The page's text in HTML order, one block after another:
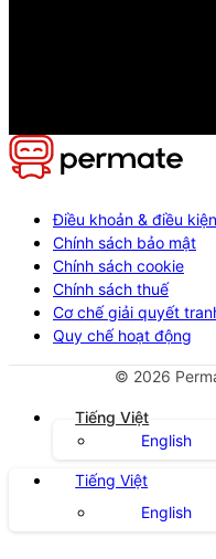
Điều khoản & điều kiện
Chính sách bảo mật
Chính sách cookie
Chính sách thuế
Cơ chế giải quyết
Quy chế hoạt động
© 2026
Tiếng Việt
English
Tiếng Việt
English